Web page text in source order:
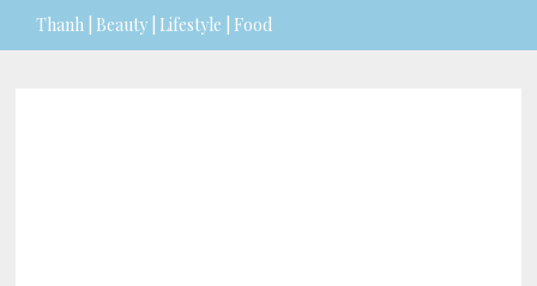
Thanh | Beauty | Lifestyle | Food